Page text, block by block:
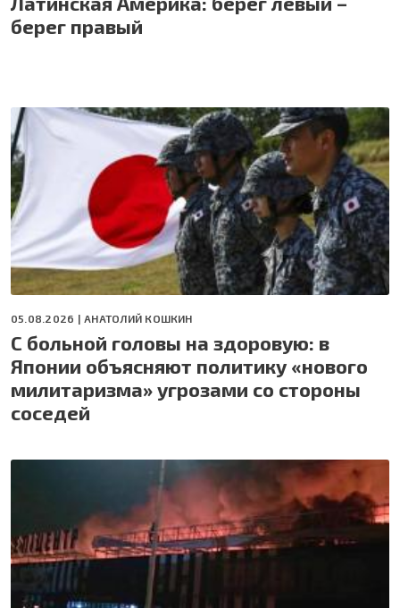
берег правый
05.08.2026 |АНАТОЛИЙ КОШКИН
С больной головы на здоровую: в
Японии объясняют политику «нового
милитаризма» угрозами со стороны
соседей